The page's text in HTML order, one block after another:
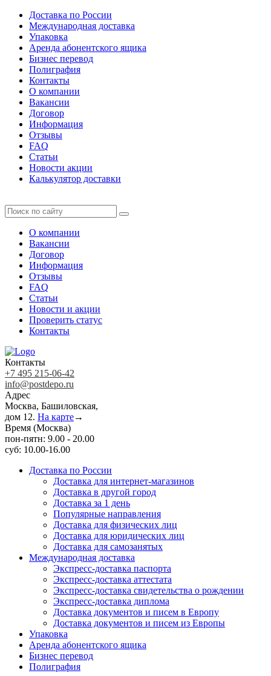
Доставка по России
Международная доставка
Упаковка
Аренда абонентского ящика
Бизнес перевод
Полиграфия
Контакты
О компании
Вакансии
Договор
Информация
Отзывы
FAQ
Статьи
Новости акции
Калькулятор доставки
О компании
Вакансии
Договор
Информация
Отзывы
FAQ
Статьи
Новости и акции
Проверить статус
Контакты
Контакты
+7 495 215-06-42
info@postdepo.ru
Адрес
Москва, Башиловская,
дом 12. На карте→
Время (Москва)
пон-пятн: 9.00 - 20.00
суб: 10.00-16.00
Доставка по России
Доставка для интернет-магазинов
Доставка в другой город
Доставка за 1 день
Популярные направления
Доставка для физических лиц
Доставка для юридических лиц
Доставка для самозанятых
Международная доставка
Экспресс-доставка паспорта
Экспресс-доставка аттестата
Экспресс-доставка свидетельства о рождении
Экспресс-доставка диплома
Доставка документов и писем в Европу
Доставка документов и писем из Европы
Упаковка
Аренда абонентского ящика
Бизнес перевод
Полиграфия